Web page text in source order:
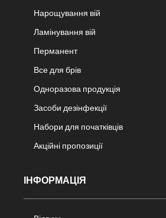
Нарощування вій
Ламінування вій
Перманент
Все для брів
Одноразова продукція
Засоби дезінфекції
Набори для початківців
Акційні пропозиції
ІНФОРМАЦІЯ